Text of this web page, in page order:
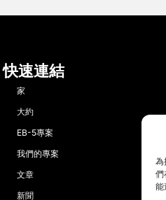
為
們
能
快速連結
家
大約
EB-5專案
我們的專案
文章
新聞